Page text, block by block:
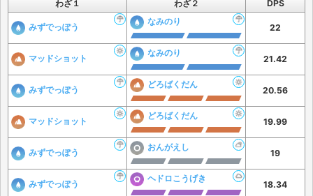
わざ１ わざ２ DPS
みずでっぽう
なみのり
22
マッドショット
なみのり
21.42
みずでっぽう
どろばくだん
20.56
マッドショット
どろばくだん
19.99
みずでっぽう
おんがえし
19
みずでっぽう
ヘドロこうげき
18.34